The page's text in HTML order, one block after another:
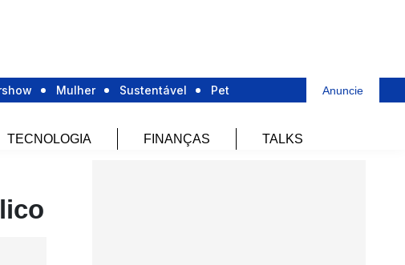
Mulher Sustentável Pet Anuncie
TECNOLOGIA FINANÇAS TALKS